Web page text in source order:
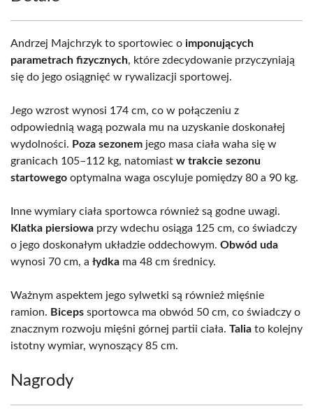
Andrzej Majchrzyk to sportowiec o imponujących
parametrach fizycznych, które zdecydowanie przyczyniają
się do jego osiągnięć w rywalizacji sportowej.
Jego wzrost wynosi 174 cm, co w połączeniu z
odpowiednią wagą pozwala mu na uzyskanie doskonałej
wydolności. Poza sezonem jego masa ciała waha się w
granicach 105–112 kg, natomiast w trakcie sezonu
startowego optymalna waga oscyluje pomiędzy 80 a 90 kg.
Inne wymiary ciała sportowca również są godne uwagi.
Klatka piersiowa przy wdechu osiąga 125 cm, co świadczy
o jego doskonałym układzie oddechowym. Obwód uda
wynosi 70 cm, a łydka ma 48 cm średnicy.
Ważnym aspektem jego sylwetki są również mięśnie
ramion. Biceps sportowca ma obwód 50 cm, co świadczy o
znacznym rozwoju mięśni górnej partii ciała. Talia to kolejny
istotny wymiar, wynoszący 85 cm.
Nagrody